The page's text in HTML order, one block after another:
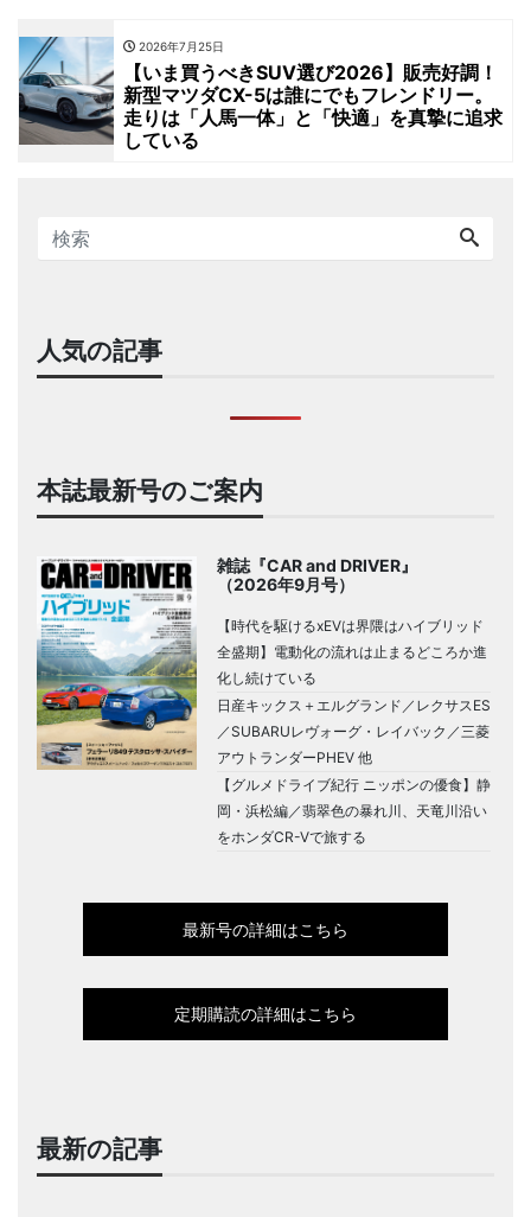
2026年7月25日
【いま買うべきSUV選び2026】販売好調！
新型マツダCX-5は誰にでもフレンドリー。
走りは「人馬一体」と「快適」を真摯に追求
している
人気の記事
本誌最新号のご案内
雑誌『CAR and DRIVER』
（2026年9月号）
【時代を駆けるxEVは界隈はハイブリッド
全盛期】電動化の流れは止まるどころか進
化し続けている
日産キックス＋エルグランド／レクサスES
／SUBARUレヴォーグ・レイバック／三菱
アウトランダーPHEV 他
【グルメドライブ紀行 ニッポンの優食】静
岡・浜松編／翡翠色の暴れ川、天竜川沿い
をホンダCR-Vで旅する
最新号の詳細はこちら
定期購読の詳細はこちら
最新の記事